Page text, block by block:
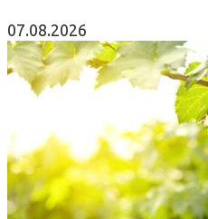
07.08.2026